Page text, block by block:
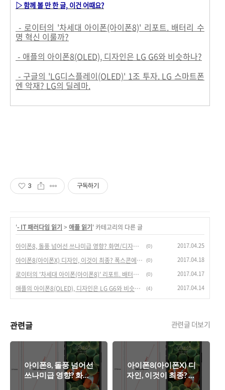
▷ 함께 볼 만 한 글, 이건 어때요?
- 로이터의 '차세대 아이폰(아이폰8)' 리포트. 배터리 수
명 혁신 이룰까?
- 애플의 아이폰8(OLED), 디자인은 LG G6와 비슷하나?
- 구글의 'LG디스플레이(OLED)' 1조 투자. LG 스마트폰
엔 악재? LG의 딜레마.
3 구독하기
'- IT 패러다임 읽기 > 애플 읽기' 카테고리의 다른 글
아이폰8, 돌풍 넘어선 쓰나미급 영향? 화면/디자인 바뀐 아이폰이 몰고 올 변화. (0) 2017.04.25
아이폰8(아이폰X) 디자인, 이것이 최종? 폭스콘에서 유출된 도면. (0) 2017.04.18
로이터의 '차세대 아이폰(아이폰8)' 리포트. 배터리 수명 혁신 이룰까? (0) 2017.04.17
애플의 아이폰8(OLED), 디자인은 LG G6와 비슷하나? (4) 2017.04.14
관련글 관련글 더보기
아이폰8, 돌풍 넘어선
쓰나미급 영향? 화면/
디자인 바뀐 아이폰
아이폰8(아이폰X) 디
자인, 이것이 최종? 폭
스콘에서 유출된 도